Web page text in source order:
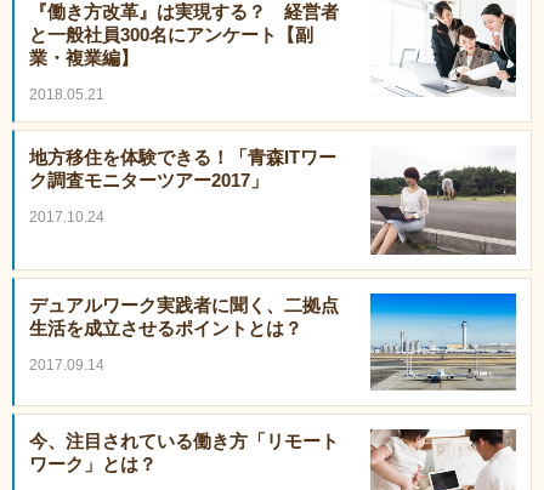
『働き方改革』は実現する？ 経営者
と一般社員300名にアンケート【副
業・複業編】
2018.05.21
地方移住を体験できる！「青森ITワー
ク調査モニターツアー2017」
2017.10.24
デュアルワーク実践者に聞く、二拠点
生活を成立させるポイントとは？
2017.09.14
今、注目されている働き方「リモート
ワーク」とは？